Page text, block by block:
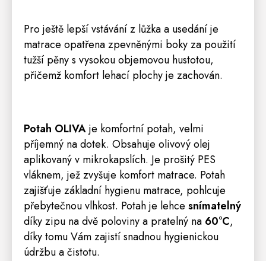
Pro ještě lepší vstávání z lůžka a usedání je
matrace opatřena zpevněnými boky za použití
tužší pěny s vysokou objemovou hustotou,
přičemž komfort lehací plochy je zachován.
Potah OLIVAje komfortní potah, velmi
příjemný na dotek. Obsahuje olivový olej
aplikovaný v mikrokapslích. Je prošitý PES
vláknem, jež zvyšuje komfort matrace. Potah
zajišťuje základní hygienu matrace, pohlcuje
přebytečnou vlhkost. Potah je lehce snímatelný
díky zipu na dvě poloviny a pratelný na 60°C,
díky tomu Vám zajistí snadnou hygienickou
údržbu a čistotu.